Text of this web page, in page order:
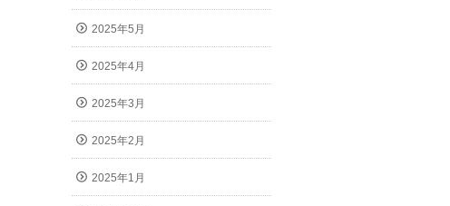
2025年5月
2025年4月
2025年3月
2025年2月
2025年1月